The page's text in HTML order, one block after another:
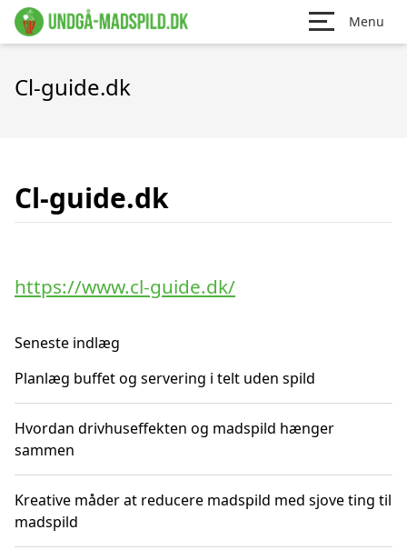
Menu
Cl-guide.dk
Cl-guide.dk
https://www.cl-guide.dk/
Seneste indlæg
Planlæg buffet og servering i telt uden spild
Hvordan drivhuseffekten og madspild hænger
sammen
Kreative måder at reducere madspild med sjove ting til
madspild